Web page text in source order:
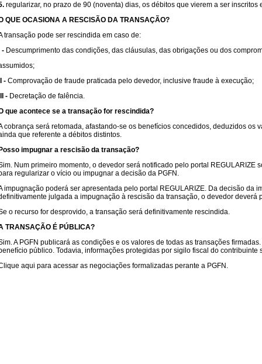
regularizar, no prazo de 90 (noventa) dias, os débitos que vierem a ser
QUE OCASIONA A RESCISÃO DA TRANSAÇÃO?
transação pode ser rescindida em caso de:
- Descumprimento das condições, das cláusulas, das obrigações ou dos
- Comprovação de fraude praticada pelo devedor, inclusive fraude à execução;
- Decretação de falência.
que acontece se a transação for rescindida?
cobrança será retomada, afastando-se os benefícios concedidos, deduzidos
que referente a débitos distintos.
impugnar a rescisão da transação?
Num primeiro momento, o devedor será notificado pelo portal
regularizar o vício ou impugnar a decisão da PGFN.
impugnação poderá ser apresentada pelo portal REGULARIZE. Da decisão
julgada a impugnação à rescisão da transação, o devedor
o recurso for desprovido, a transação será definitivamente rescindida.
TRANSAÇÃO É PÚBLICA?
A PGFN publicará as condições e os valores de todas as transações
público. Todavia, informações protegidas por sigilo fiscal do contribuinte
aqui para acessar as negociações formalizadas perante a PGFN.